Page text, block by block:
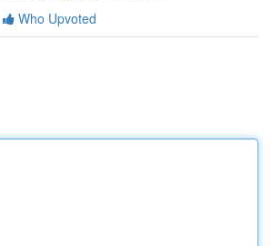
Who Upvoted